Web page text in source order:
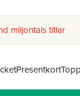
miljontals titlar
Presentkort